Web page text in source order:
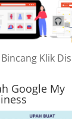
Bincang Klik
Google My